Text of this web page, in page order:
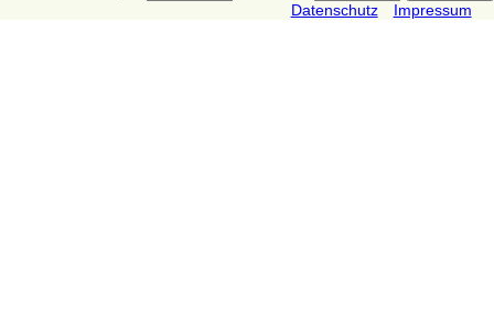
Datenschutz
Impressum